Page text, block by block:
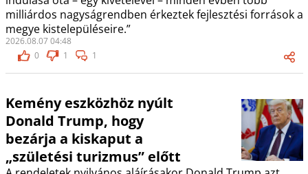
milliárdos nagyságrendben érkeztek fejlesztési források a
megye kistelepüléseire.”
2026.08.07 04:48
0
1 1
Kemény eszközhöz nyúlt
Donald Trump, hogy
bezárja a kiskaput a
„születési turizmus” előtt